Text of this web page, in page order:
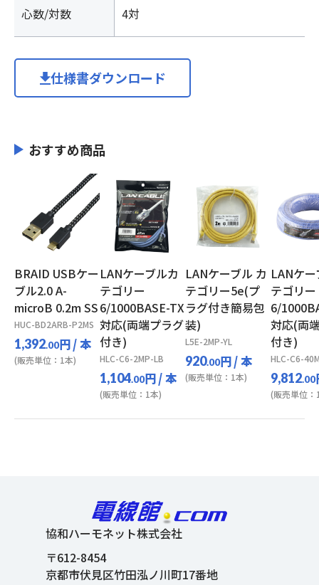
心数/対数 4対
仕様書ダウンロード
おすすめ商品
BRAID USBケー
ブル2.0 A-
microB 0.2m SS
HUC-BD2ARB-P2MS
1,392.00円/ 本
(販売単位：1本)
LANケーブルカ
テゴリー
6/1000BASE-TX
対応(両端プラグ
付き)
HLC-C6-2MP-LB
1,104.00円/ 本
(販売単位：1本)
LANケーブル カ
テゴリー5e(プ
ラグ付き簡易包
装)
L5E-2MP-YL
920.00円/ 本
(販売単位：1本)
LANケ
テゴリー
6/
対応(両
付き)
HLC-C6-
9,812.00
(販売単位：
協和ハーモネット株式会社
〒612-8454
京都市伏見区竹田泓ノ川町17番地